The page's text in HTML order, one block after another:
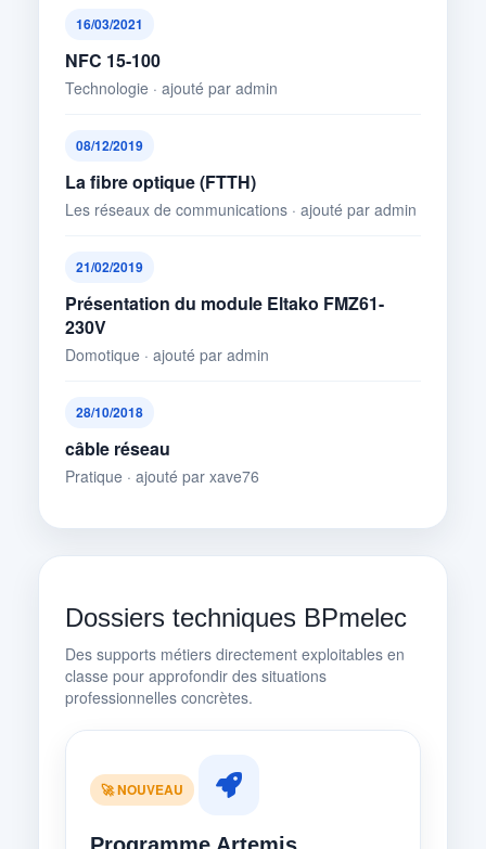
16/03/2021
NFC 15-100
Technologie · ajouté par admin
08/12/2019
La fibre optique (FTTH)
Les réseaux de communications · ajouté par admin
21/02/2019
Présentation du module Eltako FMZ61-
230V
Domotique · ajouté par admin
28/10/2018
câble réseau
Pratique · ajouté par xave76
Dossiers techniques BPmelec
Des supports métiers directement exploitables en
classe pour approfondir des situations
professionnelles concrètes.
🚀 NOUVEAU